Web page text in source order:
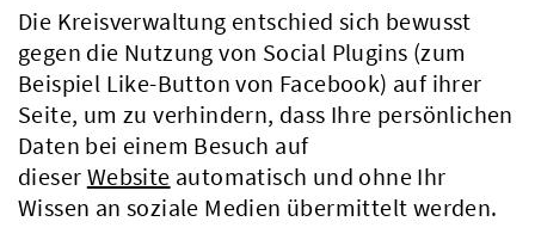
Die Kreisverwaltung entschied sich bewusst
gegen die Nutzung von Social Plugins (zum
Beispiel Like-Button von Facebook) auf ihrer
Seite, um zu verhindern, dass Ihre persönlichen
Daten bei einem Besuch auf
dieser Website automatisch und ohne Ihr
Wissen an soziale Medien übermittelt werden.